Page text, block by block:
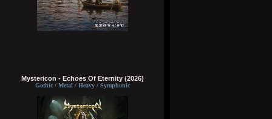
Mystericon - Echoes Of Eternity (2026)
Gothic / Metal / Heavy / Symphonic